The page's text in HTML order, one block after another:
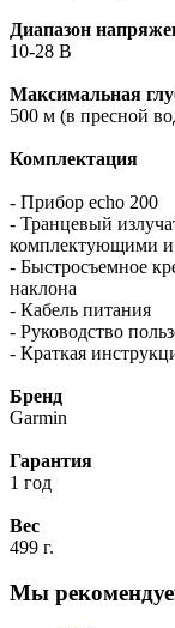
Диапазон
10-28 В
Максимальная
500 м (в пресной
Комплектация
- Прибор echo 200
- Транцевый
комплектующими и
- Быстросъемное
наклона
- Кабель питания
- Руководство
- Краткая
Бренд
Garmin
Гарантия
1 год
Вес
499 г.
Мы